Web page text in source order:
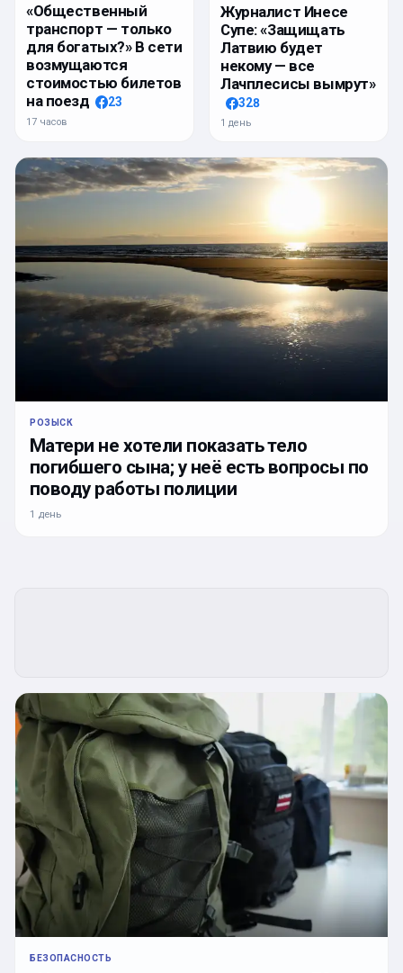
«Общественный
транспорт — только
для богатых?» В сети
возмущаются
стоимостью билетов
на поезд
23
17 часов
Журналист Инесе
Супе: «Защищать
Латвию будет
некому — все
Лачплесисы вымрут»
328
1 день
РОЗЫСК
Матери не хотели показать тело
погибшего сына; у неё есть вопросы по
поводу работы полиции
1 день
БЕЗОПАСНОСТЬ